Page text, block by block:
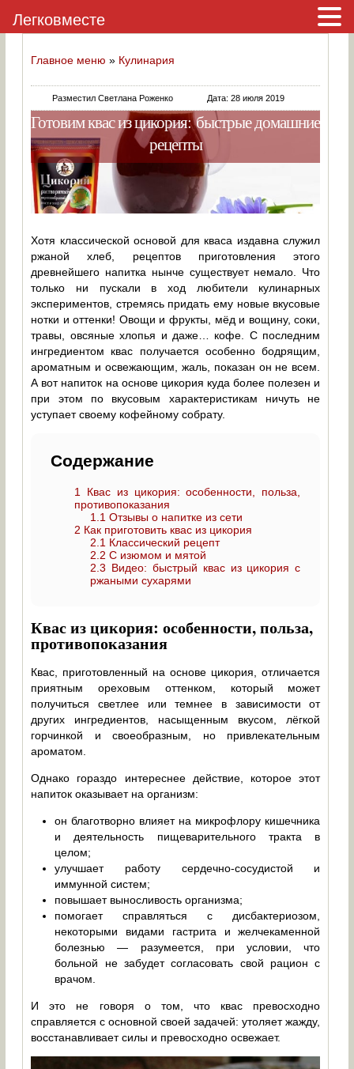
Главное меню » Кулинария
Разместил Светлана Роженко Дата: 28 июля 2019
Готовим квас из цикория: быстрые домашние
рецепты
Хотя классической основой для кваса издавна служил
ржаной хлеб, рецептов приготовления этого
древнейшего напитка нынче существует немало. Что
только ни пускали в ход любители кулинарных
экспериментов, стремясь придать ему новые вкусовые
нотки и оттенки! Овощи и фрукты, мёд и вощину, соки,
травы, овсяные хлопья и даже… кофе. С последним
ингредиентом квас получается особенно бодрящим,
ароматным и освежающим, жаль, показан он не всем.
А вот напиток на основе цикория куда более полезен и
при этом по вкусовым характеристикам ничуть не
уступает своему кофейному собрату.
Содержание
1
Квас из цикория: особенности, польза,
противопоказания
1.1 Отзывы о напитке из сети
2 Как приготовить квас из цикория
2.1 Классический рецепт
2.2 С изюмом и мятой
2.3 Видео: быстрый квас из цикория с
ржаными сухарями
Квас из цикория: особенности, польза,
противопоказания
Квас, приготовленный на основе цикория, отличается
приятным ореховым оттенком, который может
получиться светлее или темнее в зависимости от
других ингредиентов, насыщенным вкусом, лёгкой
горчинкой и своеобразным, но привлекательным
ароматом.
Однако гораздо интереснее действие, которое этот
напиток оказывает на организм:
он благотворно влияет на микрофлору кишечника
и деятельность пищеварительного тракта в
целом;
улучшает работу сердечно-сосудистой и
иммунной систем;
повышает выносливость организма;
помогает справляться с дисбактериозом,
некоторыми видами гастрита и желчекаменной
болезнью — разумеется, при условии, что
больной не забудет согласовать свой рацион с
врачом.
И это не говоря о том, что квас превосходно
справляется с основной своей задачей: утоляет жажду,
восстанавливает силы и превосходно освежает.
Легковместе